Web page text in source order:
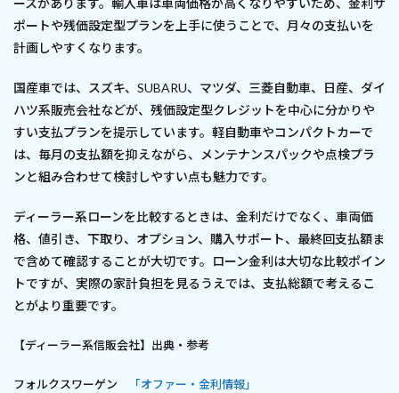
ースがあります。輸入車は車両価格が高くなりやすいため、金利サ
ポートや残価設定型プランを上手に使うことで、月々の支払いを
計画しやすくなります。
国産車では、スズキ、SUBARU、マツダ、三菱自動車、日産、ダイ
ハツ系販売会社などが、残価設定型クレジットを中心に分かりや
すい支払プランを提示しています。軽自動車やコンパクトカーで
は、毎月の支払額を抑えながら、メンテナンスパックや点検プラ
ンと組み合わせて検討しやすい点も魅力です。
ディーラー系ローンを比較するときは、金利だけでなく、車両価
格、値引き、下取り、オプション、購入サポート、最終回支払額ま
で含めて確認することが大切です。ローン金利は大切な比較ポイン
トですが、実際の家計負担を見るうえでは、支払総額で考えるこ
とがより重要です。
【ディーラー系信販会社】出典・参考
フォルクスワーゲン 「オファー・金利情報」